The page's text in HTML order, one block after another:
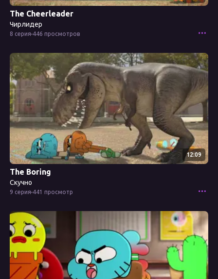
The Cheerleader
Чирлидер
8 серия 446 просмотров
Смотреть эпизод
12:09
The Boring
Скучно
9 серия 441 просмотр
Смотреть эпизод